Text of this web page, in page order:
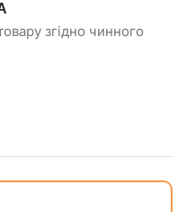
згідно чинного